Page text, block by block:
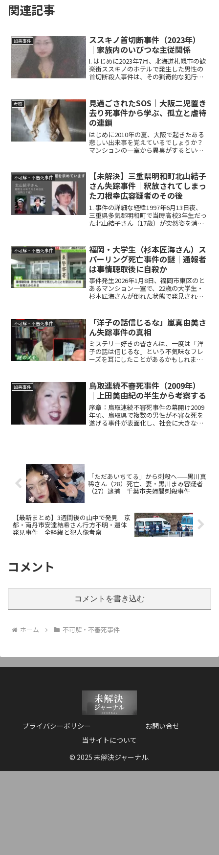
関連記事
凶悪事件
ススキノ首切断事件（2023年）
｜家族内のいびつな主従関係
I. はじめに2023年7月、北海道札幌市の歓
楽街ススキノのホテルで発生した男性の
首切断殺人事件は、その猟奇的な犯行手
親・浩子被告）が共犯として逮捕・起訴
された特異な家...
考察
見過ごされたSOS｜大阪二児置き
去り死事件から学ぶ、孤立と虐待
の連鎖
はじめに2010年の夏、大阪で起きたある
悲しい出来事を覚えているでしょうか？
マンションの一室から異臭がするという
体でした。母親が約50日間も子どもたち
を放置し、餓死...
不可解・不審死事件
【未解決】三重県明和町北山結子
さん失踪事件｜釈放されてしまっ
た刀根幸広容疑者のその後
1. 事件の詳細な経緯1997年6月13日夜、
三重県多気郡明和町で当時高校3年生だっ
た北山結子さん（17歳）が突然姿を消し
をしており、この日も午後8時頃まで勤務
していま...
不可解・不審死事件
福岡・大学生（杉本匠海さん）ス
パーリング死亡事件の謎｜通報者
は事情聴取後に自殺か
事件発生2026年1月8日、福岡市東区のと
あるマンション一室で、22歳の大学生・
杉本匠海さんが倒れた状態で発見されま
杉本さんの遺体には肋骨の骨折があり、
顔面を含む全身...
不可解・不審死事件
「洋子の話信じるな」嵐真由美さ
ん失踪事件の真相
ミステリー好きの皆さんは、一度は「洋
子の話は信じるな」という不気味なフレ
ーズを耳にしたことがあるかもしれませ
で都市伝説のように語り継がれてきまし
た。本記事では、その発端...
凶悪事件
鳥取連続不審死事件（2009年）
｜上田美由紀の半生から考察する
序章：鳥取連続不審死事件の幕開け2009
年頃、鳥取県で複数の男性が不審な死を
遂げる事件が表面化し、社会に大きな衝
「ただあいちてる」から刺殺へ——黒川真
稀さん（28）死亡、妻・黒川まみ容疑者
（27）逮捕 千葉市夫婦間刺殺事件
【最新まとめ】3週間後の山中で発見｜京
都・南丹市安達結希さん行方不明・遺体
発見事件 全経緯と犯人像考察
コメント
コメントを書き込む
ホーム 不可解・不審死事件
プライバシーポリシー
お問い合せ
当サイトについて
© 2025 未解決ジャーナル.